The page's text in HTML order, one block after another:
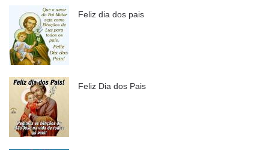
Feliz dia dos pais
Feliz Dia dos Pais